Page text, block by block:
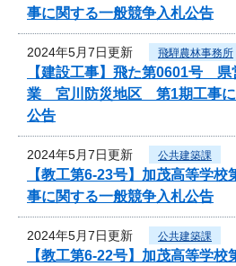
事に関する一般競争入札公告
2024年5月7日更新 飛騨農林事務所
【建設工事】飛た第0601号 県
業 宮川防災地区 第1期工事に
公告
2024年5月7日更新 公共建築課
【教工第6-23号】加茂高等学
事に関する一般競争入札公告
2024年5月7日更新 公共建築課
【教工第6-22号】加茂高等学